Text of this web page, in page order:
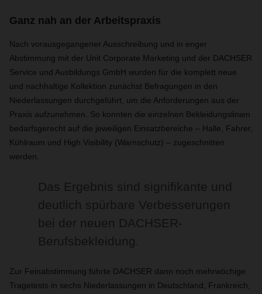
Ganz nah an der Arbeitspraxis
Nach vorausgegangener Ausschreibung und in enger
Abstimmung mit der Unit Corporate Marketing und der DACHSER
Service und Ausbildungs GmbH wurden für die komplett neue
und nachhaltige Kollektion zunächst Befragungen in den
Niederlassungen durchgeführt, um die Anforderungen aus der
Praxis aufzunehmen. So konnten die einzelnen Bekleidungslinien
bedarfsgerecht auf die jeweiligen Einsatzbereiche – Halle, Fahrer,
Kühlraum und High Visibility (Warnschutz) – zugeschnitten
werden.
Das Ergebnis sind signifikante und
deutlich spürbare Verbesserungen
bei der neuen DACHSER-
Berufsbekleidung.
Zur Feinabstimmung führte DACHSER dann noch mehrwöchige
Tragetests in sechs Niederlassungen in Deutschland, Frankreich,